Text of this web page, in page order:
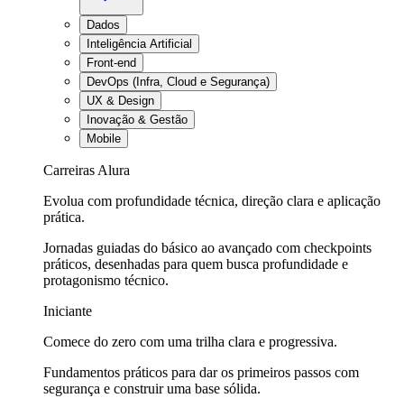
Dados
Inteligência Artificial
Front-end
DevOps (Infra, Cloud e Segurança)
UX & Design
Inovação & Gestão
Mobile
Carreiras Alura
Evolua com profundidade técnica, direção clara e aplicação
prática.
Jornadas guiadas do básico ao avançado com checkpoints
práticos, desenhadas para quem busca profundidade e
protagonismo técnico.
Iniciante
Comece do zero com uma trilha clara e progressiva.
Fundamentos práticos para dar os primeiros passos com
segurança e construir uma base sólida.